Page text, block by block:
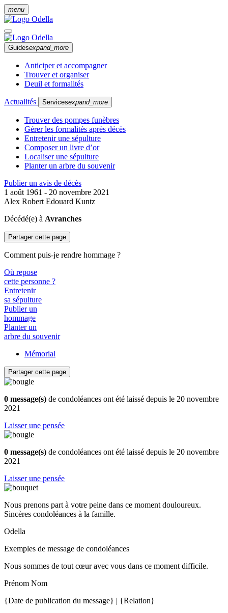
menu
Guidesexpand_more
Anticiper et accompagner
Trouver et organiser
Deuil et formalités
Actualités Servicesexpand_more
Trouver des pompes funèbres
Gérer les formalités après décès
Entretenir une sépulture
Composer un livre d’or
Localiser une sépulture
Planter un arbre du souvenir
Publier un avis de décès
1 août 1961 - 20 novembre 2021
Alex Robert Edouard Kuntz
Décédé(e) à Avranches
Partager cette page
Comment puis-je rendre hommage ?
Où repose
cette personne ?
Entretenir
sa sépulture
Publier un
hommage
Planter un
arbre du souvenir
Mémorial
Partager cette page
0 message(s) de condoléances ont été laissé depuis le 20 novembre
2021
Laisser une pensée
0 message(s) de condoléances ont été laissé depuis le 20 novembre
2021
Laisser une pensée
Nous prenons part à votre peine dans ce moment douloureux.
Sincères condoléances à la famille.
Odella
Exemples de message de condoléances
Nous sommes de tout cœur avec vous dans ce moment difficile.
Prénom Nom
{Date de publication du message} | {Relation}